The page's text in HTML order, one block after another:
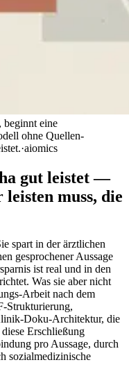
eine
ohne Quellen-
·aiomics
gut leistet —
muss, die
spart in der ärztlichen
gesprochener Aussage
ist real und in den
Was sie aber nicht
Arbeit nach dem
Strukturierung,
Doku-Architektur, die
Erschließung
pro Aussage, durch
sozialmedizinische